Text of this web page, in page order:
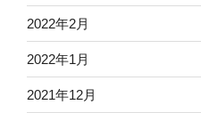
2022年2月
2022年1月
2021年12月